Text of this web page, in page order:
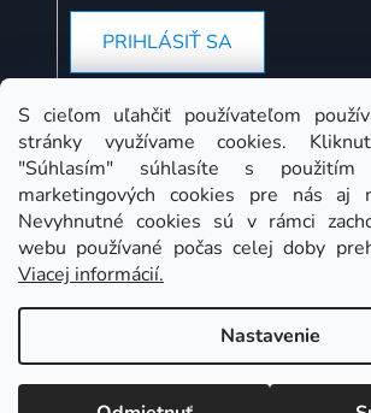
S cieľom uľahčiť používateľom
stránky využívame cookies.
"Súhlasím" súhlasíte s použitím
marketingových cookies pre nás aj
Nevyhnutné cookies sú v rámci
webu používané počas celej doby
Viacej informácií.
Nastavenie
PRIHLÁSIŤ SA
Instagram